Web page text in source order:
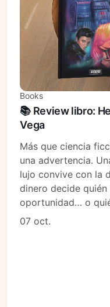
Books
📚 Review libro:
Vega
Más que ciencia
una advertencia.
lujo convive con la
dinero decide quién
oportunidad… o
07 oct.